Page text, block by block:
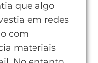
que algo
em redes
com
materiais